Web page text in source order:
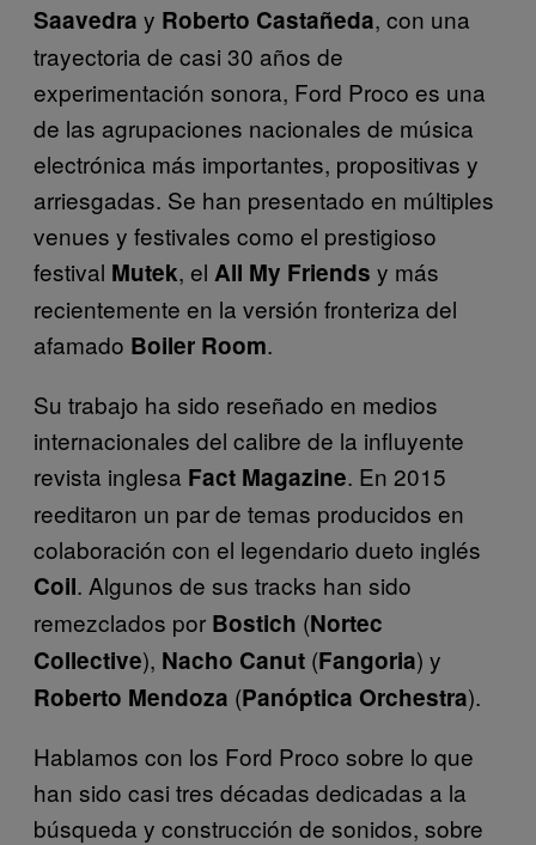
Saavedra y Roberto Castañeda, con una
trayectoria de casi 30 años de
experimentación sonora, Ford Proco es una
de las agrupaciones nacionales de música
electrónica más importantes, propositivas y
arriesgadas. Se han presentado en múltiples
venues y festivales como el prestigioso
festival Mutek, el All My Friends y más
recientemente en la versión fronteriza del
afamado Boiler Room.
Su trabajo ha sido reseñado en medios
internacionales del calibre de la influyente
revista inglesa Fact Magazine. En 2015
reeditaron un par de temas producidos en
colaboración con el legendario dueto inglés
Coil. Algunos de sus tracks han sido
remezclados por Bostich (Nortec
Collective), Nacho Canut (Fangoria) y
Roberto Mendoza (Panóptica Orchestra).
Hablamos con los Ford Proco sobre lo que
han sido casi tres décadas dedicadas a la
búsqueda y construcción de sonidos, sobre